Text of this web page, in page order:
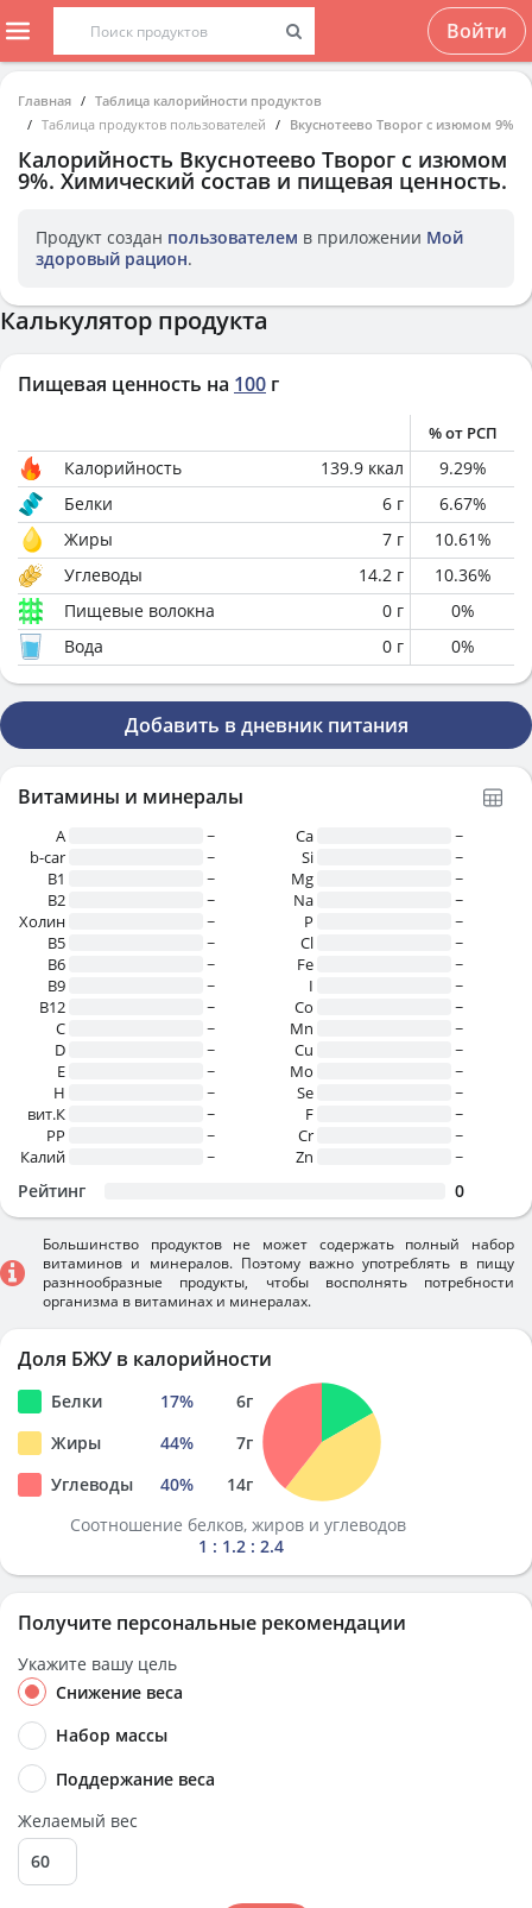
Войти
Главная
Таблица калорийности продуктов
Таблица продуктов пользователей
Вкуснотеево Творог с изюмом 9%
Калорийность Вкуснотеево Творог с изюмом
9%. Химический состав и пищевая ценность.
Продукт создан пользователем в приложении Мой
здоровый рацион.
Калькулятор продукта
Пищевая ценность на 100 г
% от РСП
Калорийность 139.9 ккал 9.29%
Белки
6 г 6.67%
Жиры
7 г 10.61%
Углеводы
14.2 г 10.36%
Пищевые волокна
0 г 0%
Вода
0 г 0%
Добавить в дневник питания
Витамины и минералы
A
~
b-car
~
В1
~
B2
~
Холин
~
B5
~
B6
~
B9
~
B12
~
C
~
D
~
E
~
H
~
вит.К
~
PP
~
Калий
~
Ca
~
Si
~
Mg
~
Na
~
P
~
Cl
~
Fe
~
I
~
Co
~
Mn
~
Cu
~
Mo
~
Se
~
F
~
Cr
~
Zn
~
Рейтинг 0
Большинство продуктов не может содержать полный набор
витаминов и минералов. Поэтому важно употреблять в пищу
разннообразные продукты, чтобы восполнять потребности
организма в витаминах и минералах.
Доля БЖУ в калорийности
Белки 17% 6г
Жиры
44% 7г
Углеводы
40% 14г
Соотношение белков, жиров и углеводов
1 : 1.2 : 2.4
Получите персональные рекомендации
Укажите вашу цель
Снижение веса
Набор массы
Поддержание веса
Желаемый вес